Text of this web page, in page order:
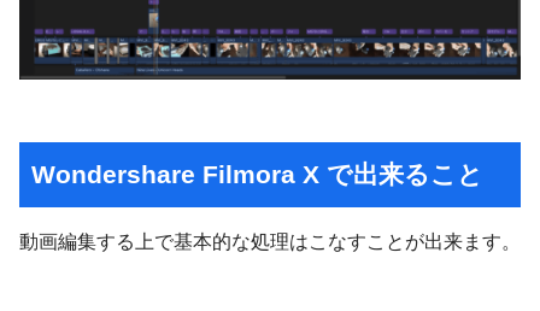
Wondershare Filmora X で出来ること
動画編集する上で基本的な処理はこなすことが出来ます。